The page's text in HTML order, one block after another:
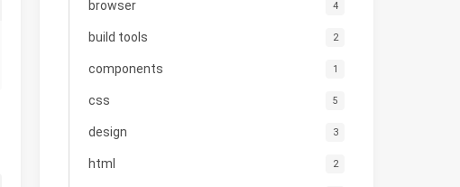
browser 4
build tools 2
components 1
css 5
design 3
html 2